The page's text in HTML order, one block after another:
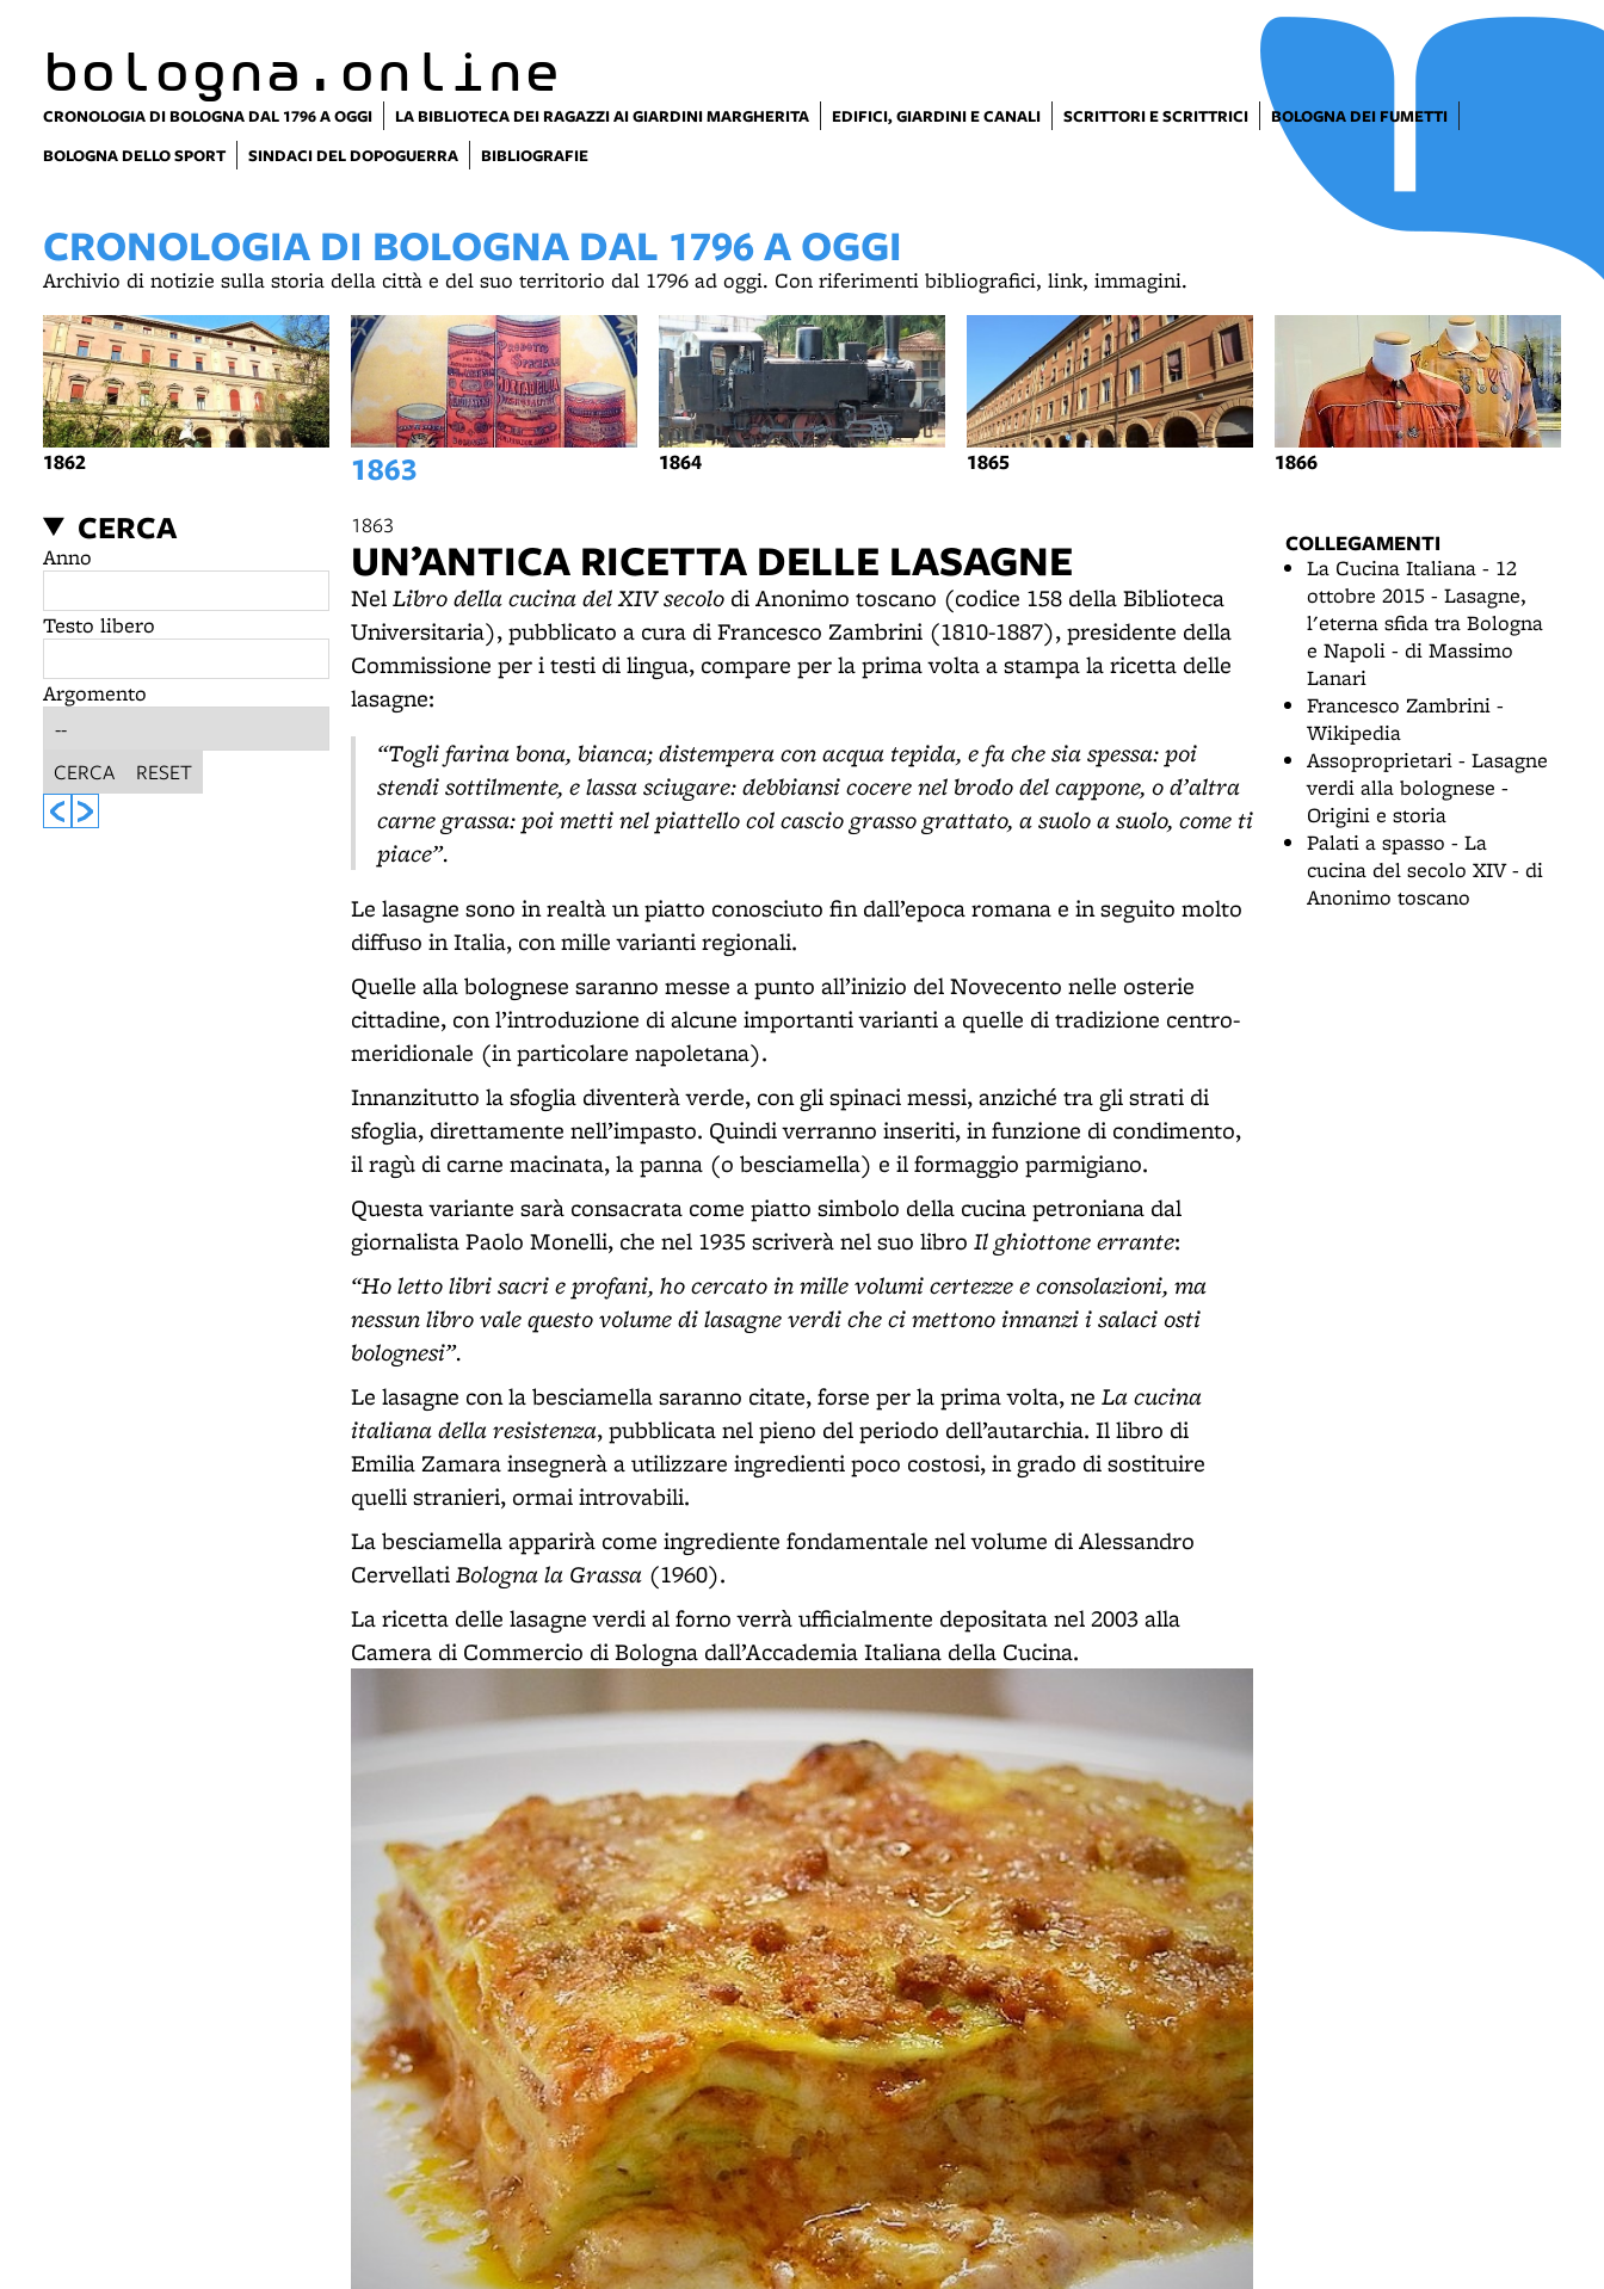
bologna.online
CRONOLOGIA DI BOLOGNA DAL 1796 A OGGI LA BIBLIOTECA DEI RAGAZZI AI GIARDINI MARGHERITA EDIFICI, GIARDINI E CANALI SCRITTORI E SCRITTRICI
BOLOGNA DEI FUMETTI
BOLOGNA DELLO SPORT
SINDACI DEL DOPOGUERRA BIBLIOGRAFIE
CRONOLOGIA DI BOLOGNA DAL 1796 A OGGI
Archivio di notizie sulla storia della città e del suo territorio dal 1796 ad oggi. Con riferimenti bibliografici, link, immagini.
1862 1863 1864 1865 1866
CERCA
Anno
Testo libero
Argomento
CERCA RESET
1863
UN’ANTICA RICETTA DELLE LASAGNE
NelLibro della cucina del XIV secolo di Anonimo toscano (codice 158 della Biblioteca
Universitaria), pubblicato a cura di Francesco Zambrini (1810-1887), presidente della
Commissione per i testi di lingua, compare per la prima volta a stampa la ricetta delle
lasagne:
“Togli farina bona, bianca; distempera con acqua tepida, e fa che sia spessa: poi
stendi sottilmente, e lassa sciugare: debbiansi cocere nel brodo del cappone, o d’altra
carne grassa: poi metti nel piattello col cascio grasso grattato, a suolo a suolo, come ti
piace”.
Le lasagne sono in realtà un piatto conosciuto fin dall’epoca romana e in seguito molto
diffuso in Italia, con mille varianti regionali.
Quelle alla bolognese saranno messe a punto all’inizio del Novecento nelle osterie
cittadine, con l’introduzione di alcune importanti varianti a quelle di tradizione centro-
meridionale (in particolare napoletana).
Innanzitutto la sfoglia diventerà verde, con gli spinaci messi, anziché tra gli strati di
sfoglia, direttamente nell’impasto. Quindi verranno inseriti, in funzione di condimento,
il ragù di carne macinata, la panna (o besciamella) e il formaggio parmigiano.
Questa variante sarà consacrata come piatto simbolo della cucina petroniana dal
giornalista Paolo Monelli, che nel 1935 scriverà nel suo libro Il ghiottone errante:
“Ho letto libri sacri e profani, ho cercato in mille volumi certezze e consolazioni, ma
nessun libro vale questo volume di lasagne verdi che ci mettono innanzi i salaci osti
bolognesi”.
Le lasagne con la besciamella saranno citate, forse per la prima volta, ne La cucina
italiana della resistenza, pubblicata nel pieno del periodo dell’autarchia. Il libro di
Emilia Zamara insegnerà a utilizzare ingredienti poco costosi, in grado di sostituire
quelli stranieri, ormai introvabili.
La besciamella apparirà come ingrediente fondamentale nel volume di Alessandro
CervellatiBologna la Grassa (1960).
La ricetta delle lasagne verdi al forno verrà ufficialmente depositata nel 2003 alla
Camera di Commercio di Bologna dall’Accademia Italiana della Cucina.
COLLEGAMENTI
La Cucina Italiana - 12
ottobre 2015 - Lasagne,
l'eterna sfida tra Bologna
e Napoli - di Massimo
Lanari
Francesco Zambrini -
Wikipedia
Assoproprietari - Lasagne
verdi alla bolognese -
Origini e storia
Palati a spasso - La
cucina del secolo XIV - di
Anonimo toscano